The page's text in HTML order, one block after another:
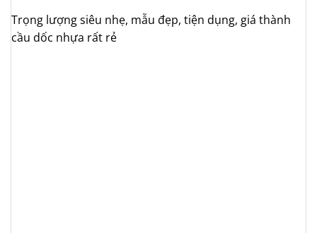
Trọng lượng siêu nhẹ, mẫu đẹp, tiện dụng, giá thành
cầu dốc nhựa rất rẻ